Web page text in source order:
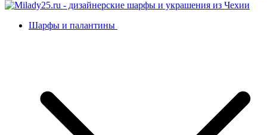
Шарфы и палантины